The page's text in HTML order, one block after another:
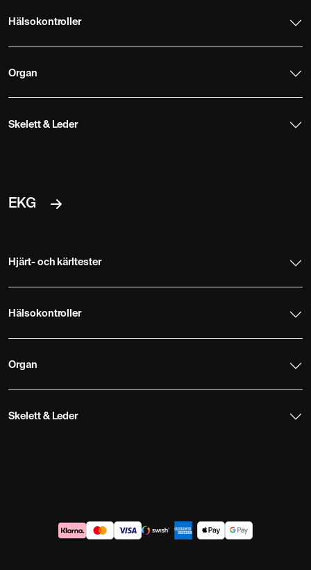
Hälsokontroller
Organ
Skelett & Leder
EKG
Hjärt- och kärltester
Hälsokontroller
Organ
Skelett & Leder